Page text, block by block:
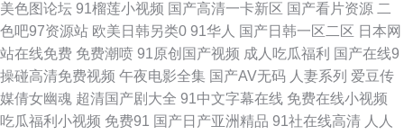
A片网站入口 国内自拍1234 欧美操逼熟妇 青娱乐老司机分类 女优天堂在线
网站黄αva 综合淫网 91色女 另类综合另类 国产社区情侣 人人插91 亚洲超碰
在线57 91熟女蝌蚪视频 a级论理在线看 国产亚洲一A 国语肏屄视频 黄污网
美色图论坛 91榴莲小视频 国产高清一卡新区 国产看片资源 二
色吧97资源站 欧美日韩另类0 91华人 国产日韩一区二区 日本网
站在线免费 免费潮喷 91原创国产视频 成人吃瓜福利 国产在线9
操碰高清免费视频 午夜电影全集 国产AV无码 人妻系列 爱豆传
媒倩女幽魂 超清国产剧大全 91中文字幕在线 免费在线小视频
吃瓜福利小视频 免费91 国产日产亚洲精品 91社在线高清 人人